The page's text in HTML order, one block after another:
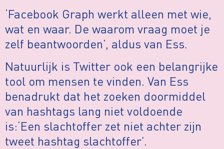
‘Facebook Graph werkt alleen met wie,
wat en waar. De waarom vraag moet je
zelf beantwoorden’, aldus van Ess.
Natuurlijk is Twitter ook een belangrijke
tool om mensen te vinden. Van Ess
benadrukt dat het zoeken doormiddel
van hashtags lang niet voldoende
is:‘Een slachtoffer zet niet achter zijn
tweet hashtag slachtoffer’.